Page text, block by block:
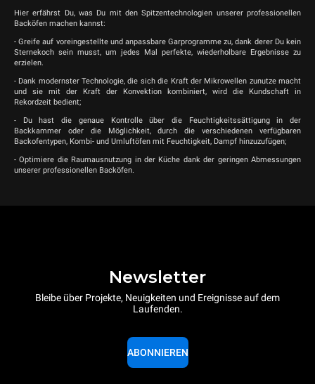
Hier erfährst Du, was Du mit den Spitzentechnologien unserer professionellen
Backöfen machen kannst:
- Greife auf voreingestellte und anpassbare Garprogramme zu, dank derer Du kein
Sternekoch sein musst, um jedes Mal perfekte, wiederholbare Ergebnisse zu
erzielen.
- Dank modernster Technologie, die sich die Kraft der Mikrowellen zunutze macht
und sie mit der Kraft der Konvektion kombiniert, wird die Kundschaft in
Rekordzeit bedient;
- Du hast die genaue Kontrolle über die Feuchtigkeitssättigung in der
Backkammer oder die Möglichkeit, durch die verschiedenen verfügbaren
Backofentypen, Kombi- und Umluftöfen mit Feuchtigkeit, Dampf hinzuzufügen;
- Optimiere die Raumausnutzung in der Küche dank der geringen Abmessungen
unserer professionellen Backöfen.
Newsletter
Bleibe über Projekte, Neuigkeiten und Ereignisse auf dem
Laufenden.
ABONNIEREN